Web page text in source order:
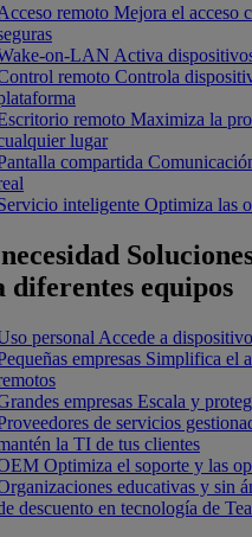
remoto Mejora el acceso
on-LAN Activa
remoto Controla
remoto Maximiza la
lugar
compartida
inteligente Optimiza las
diferentes equipos
personal Accede a
empresas Simplifica el
empresas Escala y
de servicios
la TI de tus clientes
Optimiza el soporte y las
educativas y sin
descuento en tecnología de